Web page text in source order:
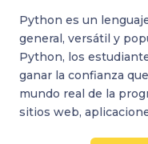
Python es un
general, versátil y
Python, los
ganar la confianza
mundo real de la
sitios web,